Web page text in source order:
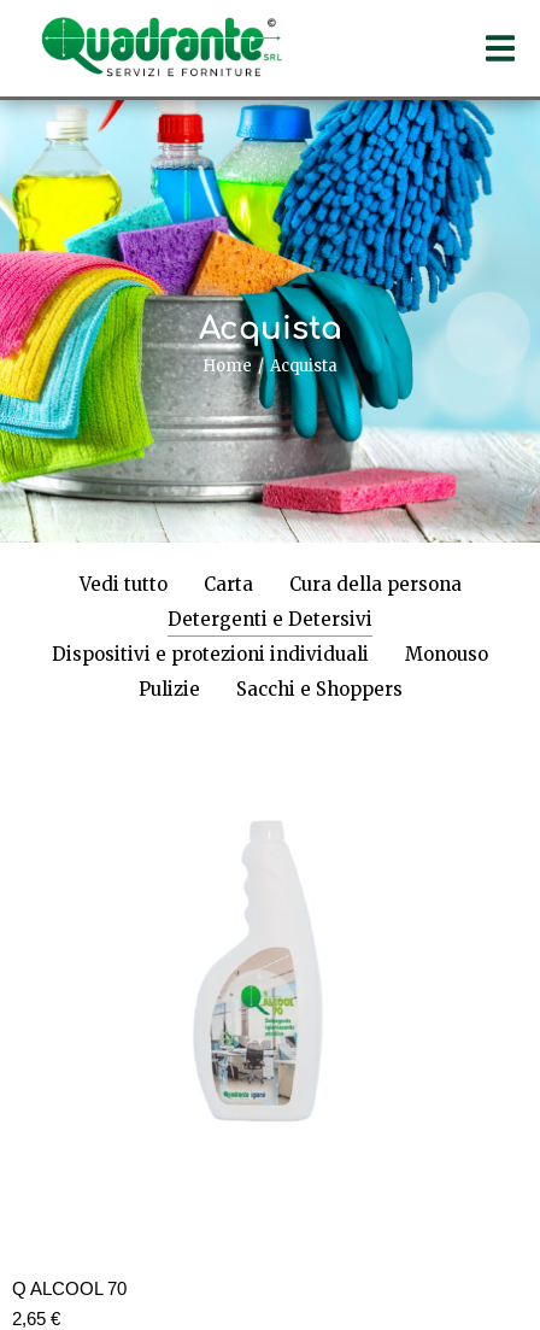
Acquista
Tu sei qui: Home Acquista
Vedi tutto Carta
Cura della persona
Detergenti e Detersivi
Dispositivi e protezioni individuali
Monouso
Pulizie
Sacchi e Shoppers
Q ALCOOL 70
2,65 €